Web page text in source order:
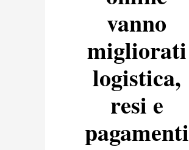
vanno
migliorati
logistica,
resi e
pagamenti